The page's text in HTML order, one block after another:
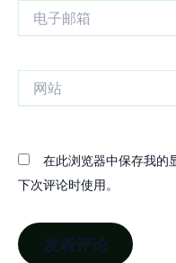
在此浏览器中保存我的
下次评论时使用。